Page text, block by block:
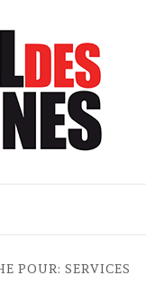
POUR: SERVICES